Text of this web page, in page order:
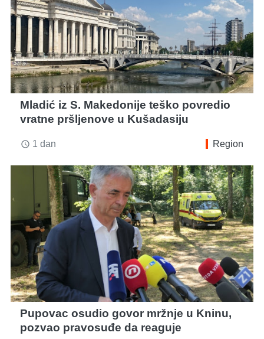
Mladić iz S. Makedonije teško povredio
vratne pršljenove u Kušadasiju
access_time 1 dan Region
Pupovac osudio govor mržnje u Kninu,
pozvao pravosuđe da reaguje